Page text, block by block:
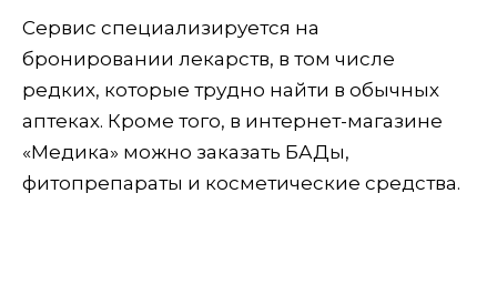
Сервис специализируется на
бронировании лекарств, в том числе
редких, которые трудно найти в обычных
аптеках. Кроме того, в интернет-магазине
«Медика» можно заказать БАДы,
фитопрепараты и косметические средства.